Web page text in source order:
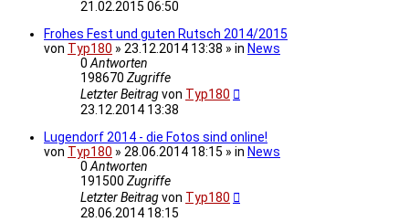
21.02.2015 06:50
Frohes Fest und guten Rutsch 2014/2015
von Typ180 » 23.12.2014 13:38 » in News
0Antworten
198670 Zugriffe
Letzter Beitragvon Typ180
23.12.2014 13:38
Lugendorf 2014 - die Fotos sind online!
von Typ180 » 28.06.2014 18:15 » in News
0Antworten
191500 Zugriffe
Letzter Beitragvon Typ180
28.06.2014 18:15